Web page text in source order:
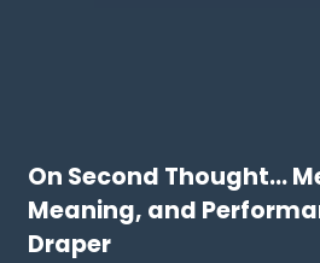
On Second Thought...
Meaning, and
Draper